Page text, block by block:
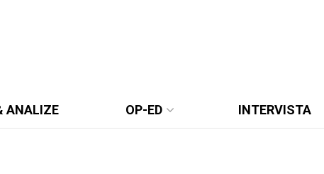
ANALIZE OP-ED INTERVISTA